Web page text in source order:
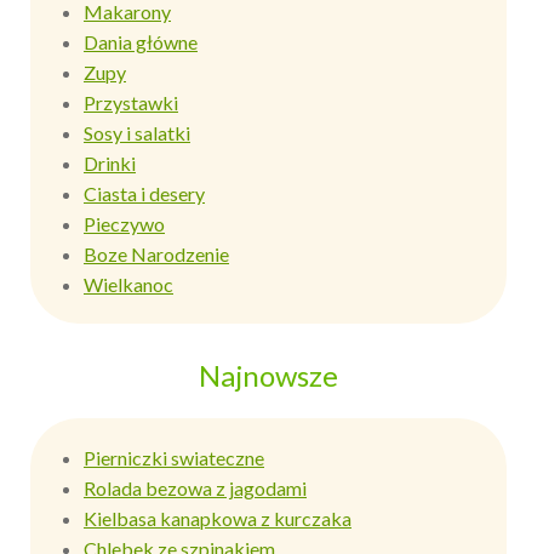
Makarony
Dania główne
Zupy
Przystawki
Sosy i salatki
Drinki
Ciasta i desery
Pieczywo
Boze Narodzenie
Wielkanoc
Najnowsze
Pierniczki swiateczne
Rolada bezowa z jagodami
Kielbasa kanapkowa z kurczaka
Chlebek ze szpinakiem